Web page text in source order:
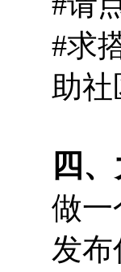
#求
助社
四
做一
发布